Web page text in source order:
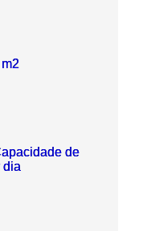
de
dia